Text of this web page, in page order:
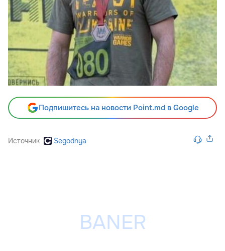
Подпишитесь на новости Point.md в Google
Источник Segodnya